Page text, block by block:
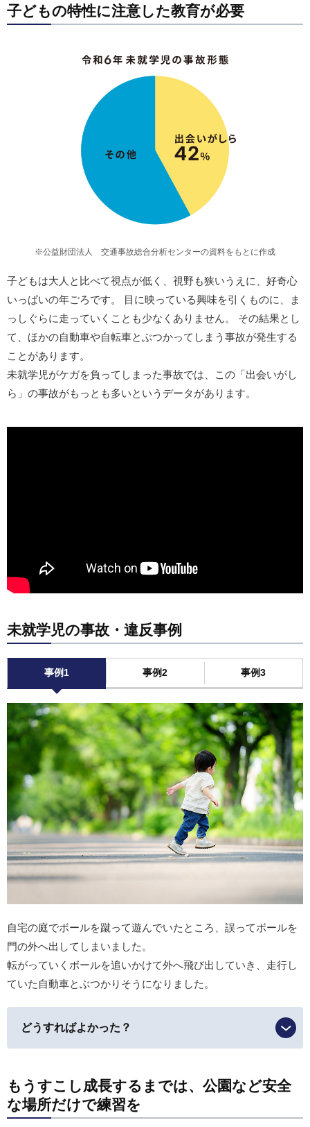
子どもの特性に注意した教育が必要
※公益財団法人 交通事故総合分析センターの資料をもとに作成
子どもは大人と比べて視点が低く、視野も狭いうえに、好奇心
いっぱいの年ごろです。 目に映っている興味を引くものに、ま
っしぐらに走っていくことも少なくありません。 その結果とし
て、ほかの自動車や自転車とぶつかってしまう事故が発生する
ことがあります。
未就学児がケガを負ってしまった事故では、この「出会いがし
ら」の事故がもっとも多いというデータがあります。
未就学児の事故・違反事例
事例1 事例2 事例3
自宅の庭でボールを蹴って遊んでいたところ、誤ってボールを
門の外へ出してしまいました。
転がっていくボールを追いかけて外へ飛び出していき、走行し
ていた自動車とぶつかりそうになりました。
どうすればよかった？
もうすこし成長するまでは、公園など安全
な場所だけで練習を